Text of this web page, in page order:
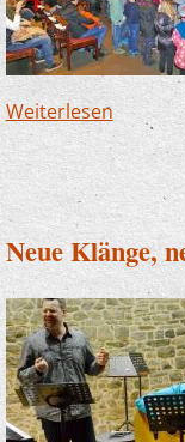
Weiterlesen über
Neue Klänge,